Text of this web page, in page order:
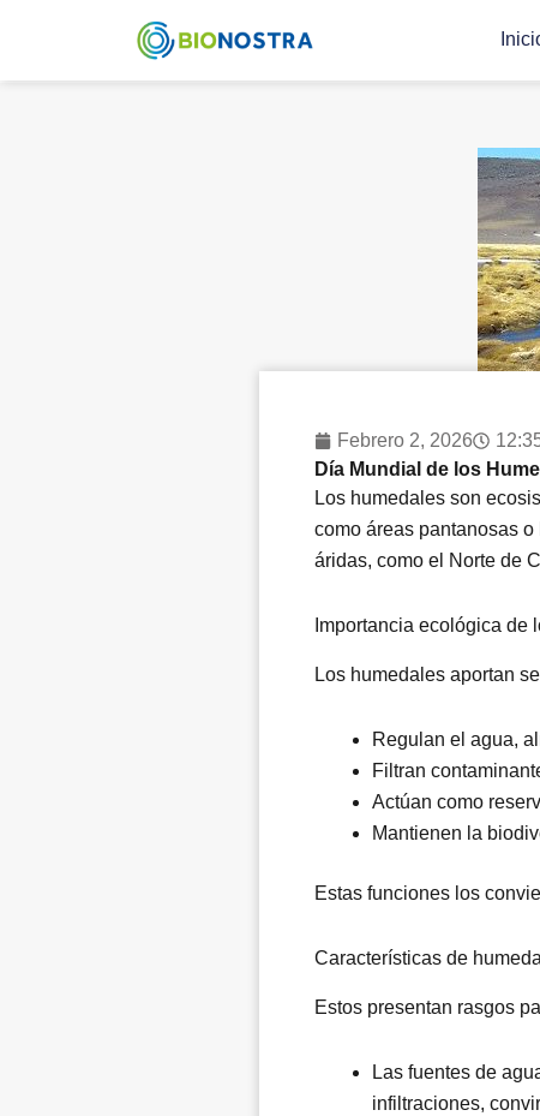
contenido
Febrero 2, 2026
Día Mundial de los
Los humedales son
como áreas pantanosas
áridas, como el Norte de
Importancia ecológica de
Los humedales aportan
Regulan el agua,
Filtran
Actúan como
Mantienen la
Estas funciones los
Características de
Estos presentan rasgos
Las fuentes de
infiltraciones,